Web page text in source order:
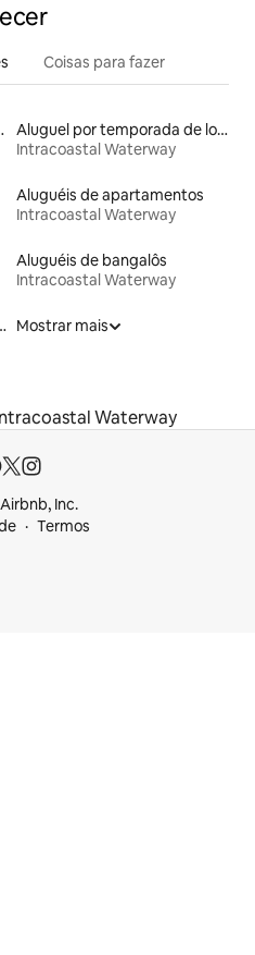
Coisas para fazer
piscina
Aluguel por temporada de lofts
Intracoastal Waterway
Aluguéis de apartamentos
Intracoastal Waterway
Aluguéis de bangalôs
Intracoastal Waterway
a pistas de esqui Mostrar mais
Waterway
Inc.
Termos